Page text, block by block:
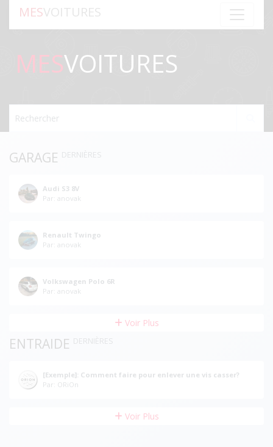
MESVOITURES
MESVOITURES
GARAGE DERNIÈRES
Audi S3 8V
Par: anovak
Renault Twingo
Par: anovak
Volkswagen Polo 6R
Par: anovak
Voir Plus
ENTRAIDE DERNIÈRES
[Exemple]: Comment faire pour enlever une vis casser?
Par: ORiOn
Voir Plus